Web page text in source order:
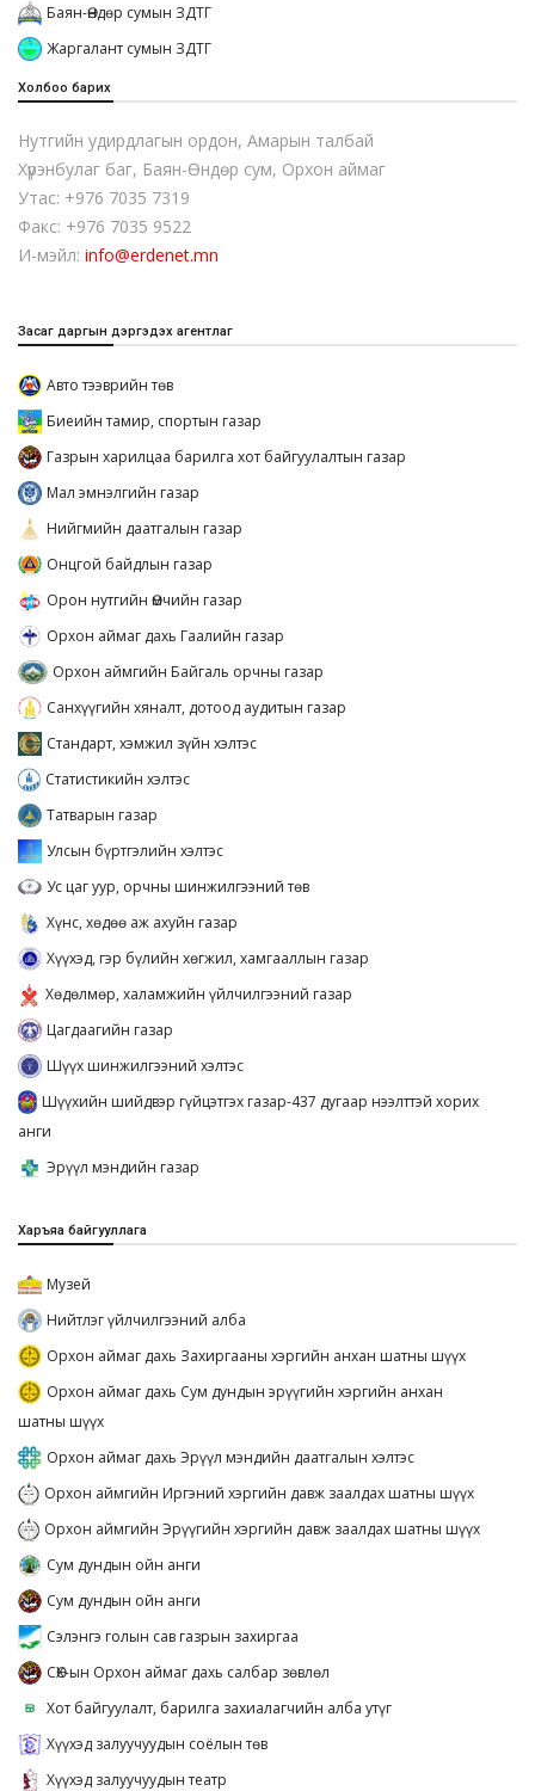
Баян-Өндөр сумын ЗДТГ
Жаргалант сумын ЗДТГ
Холбоо барих
Нутгийн удирдлагын ордон, Амарын талбай
Хүрэнбулаг баг, Баян-Өндөр сум, Орхон аймаг
Утас: +976 7035 7319
Факс: +976 7035 9522
И-мэйл: info@erdenet.mn
Засаг даргын дэргэдэх агентлаг
Авто тээврийн төв
Биеийн тамир, спортын газар
Газрын харилцаа барилга хот байгуулалтын газар
Мал эмнэлгийн газар
Нийгмийн даатгалын газар
Онцгой байдлын газар
Орон нутгийн Өмчийн газар
Орхон аймаг дахь Гаалийн газар
Орхон аймгийн Байгаль орчны газар
Санхүүгийн хяналт, дотоод аудитын газар
Стандарт, хэмжил зүйн хэлтэс
Статистикийн хэлтэс
Татварын газар
Улсын бүртгэлийн хэлтэс
Ус цаг уур, орчны шинжилгээний төв
Хүнс, хөдөө аж ахуйн газар
Хүүхэд, гэр бүлийн хөгжил, хамгааллын газар
Хөдөлмөр, халамжийн үйлчилгээний газар
Цагдаагийн газар
Шүүх шинжилгээний хэлтэс
Шүүхийн шийдвэр гүйцэтгэх газар-437 дугаар нээлттэй хорих
анги
Эрүүл мэндийн газар
Харъяа байгууллага
Музей
Нийтлэг үйлчилгээний алба
Орхон аймаг дахь Захиргааны хэргийн анхан шатны шүүх
Орхон аймаг дахь Сум дундын эрүүгийн хэргийн анхан
шатны шүүх
Орхон аймаг дахь Эрүүл мэндийн даатгалын хэлтэс
Орхон аймгийн Иргэний хэргийн давж заалдах шатны шүүх
Орхон аймгийн Эрүүгийн хэргийн давж заалдах шатны шүүх
Сум дундын ойн анги
Сум дундын ойн анги
Сэлэнгэ голын сав газрын захиргаа
СӨХ-ын Орхон аймаг дахь салбар зөвлөл
Хот байгуулалт, барилга захиалагчийн алба утүг
Хүүхэд залуучуудын соёлын төв
Хүүхэд залуучуудын театр